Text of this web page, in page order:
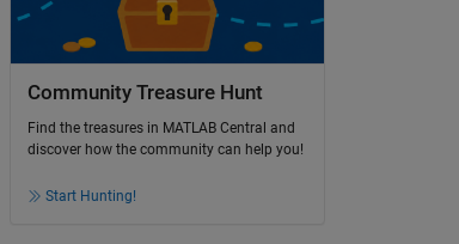
Community Treasure Hunt
Find the treasures in MATLAB Central and
discover how the community can help you!
Start Hunting!